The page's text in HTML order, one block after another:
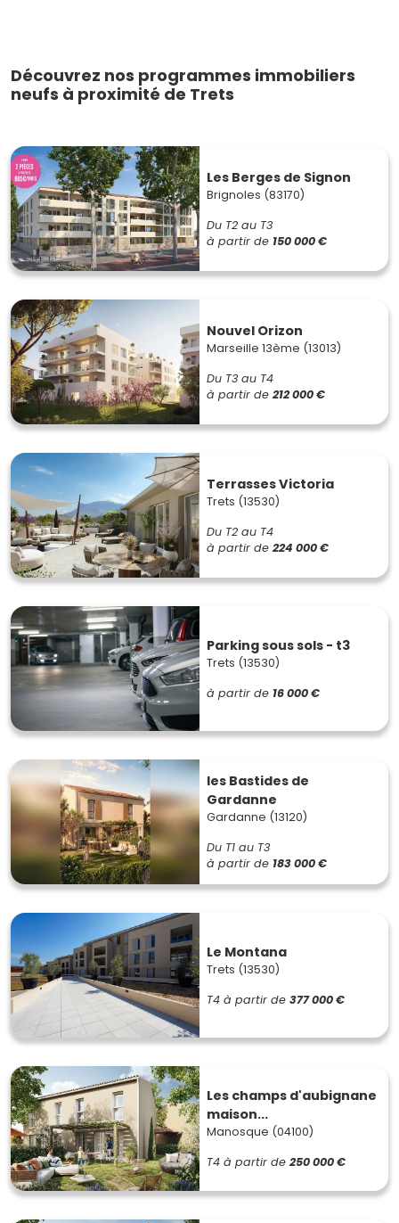
Découvrez nos programmes immobiliers
neufs à proximité de Trets
Les Berges de Signon
Brignoles (83170)
Du T2 au T3
à partir de 150 000 €
Nouvel Orizon
Marseille 13ème (13013)
Du T3 au T4
à partir de 212 000 €
Terrasses Victoria
Trets (13530)
Du T2 au T4
à partir de 224 000 €
Parking sous sols - t3
Trets (13530)
à partir de 16 000 €
les Bastides de
Gardanne
Gardanne (13120)
Du T1 au T3
à partir de 183 000 €
Le Montana
Trets (13530)
T4 à partir de 377 000 €
Les champs d'aubignane
maison...
Manosque (04100)
T4 à partir de 250 000 €